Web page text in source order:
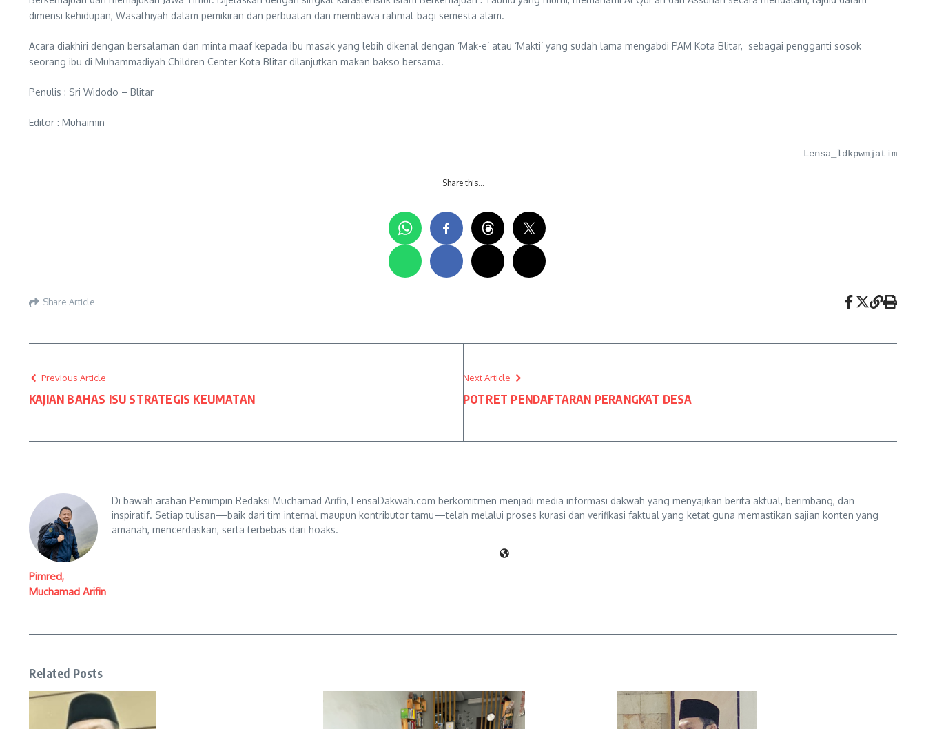
dimensi kehidupan, Wasathiyah dalam pemikiran dan perbuatan dan membawa rahmat bagi semesta alam.
Acara diakhiri dengan bersalaman dan minta maaf kepada ibu masak yang lebih dikenal dengan ‘Mak-e’ atau ‘Makti’ yang sudah lama mengabdi PAM Kota Blitar, sebagai pengganti sosok
seorang ibu di Muhammadiyah Children Center Kota Blitar dilanjutkan makan bakso bersama.
Penulis : Sri Widodo – Blitar
Editor : Muhaimin
Lensa_ldkpwmjatim
Share this…
Share Article
Previous Article
KAJIAN BAHAS ISU STRATEGIS KEUMATAN
Next Article
POTRET PENDAFTARAN PERANGKAT DESA
Pimred,
Muchamad Arifin
Di bawah arahan Pemimpin Redaksi Muchamad Arifin, LensaDakwah.com berkomitmen menjadi media informasi dakwah yang menyajikan berita aktual, berimbang, dan
inspiratif. Setiap tulisan—baik dari tim internal maupun kontributor tamu—telah melalui proses kurasi dan verifikasi faktual yang ketat guna memastikan sajian konten yang
amanah, mencerdaskan, serta terbebas dari hoaks.
Related Posts